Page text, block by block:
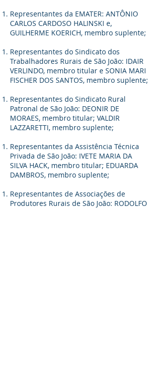
Representantes da EMATER: ANTÔNIO
CARLOS CARDOSO HALINSKI e,
GUILHERME KOERICH, membro suplente;
Representantes do Sindicato dos
Trabalhadores Rurais de São João: IDAIR
VERLINDO, membro titular e SONIA MARI
FISCHER DOS SANTOS, membro suplente;
Representantes do Sindicato Rural
Patronal de São João: DEONIR DE
MORAES, membro titular; VALDIR
LAZZARETTI, membro suplente;
Representantes da Assistência Técnica
Privada de São João: IVETE MARIA DA
SILVA HACK, membro titular; EDUARDA
DAMBROS, membro suplente;
Representantes de Associações de
Produtores Rurais de São João: RODOLFO